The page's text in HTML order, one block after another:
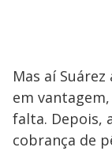
Mas aí
em
falta. Depois,
cobrança de